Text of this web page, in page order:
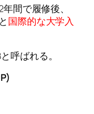
間で履修後、
国際的な大学入
呼ばれる。